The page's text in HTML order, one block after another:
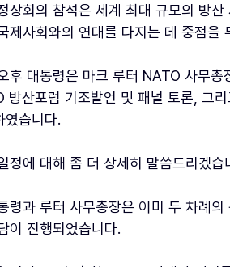
상회의 참석은 세계 최대 규모의 방
제사회와의 연대를 다지는 데 중점을
후 대통령은 마크 루터 NATO 사무총
방산포럼 기조발언 및 패널 토론, 그
였습니다.
정에 대해 좀 더 상세히 말씀드리겠습
령과 루터 사무총장은 이미 두 차례
이 진행되었습니다.